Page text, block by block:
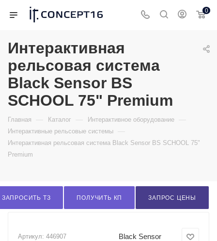
0
Интерактивная
рельсовая система
Black Sensor BS
SCHOOL 75" Premium
Главная — Каталог — Интерактивное оборудование —
Интерактивные рельсовые системы —
Интерактивная рельсовая система Black Sensor BS SCHOOL 75"
Premium
ЗАПРОСИТЬ ТЗ ПОЛУЧИТЬ КП ЗАПРОС ЦЕНЫ
Артикул: 446907 Black Sensor